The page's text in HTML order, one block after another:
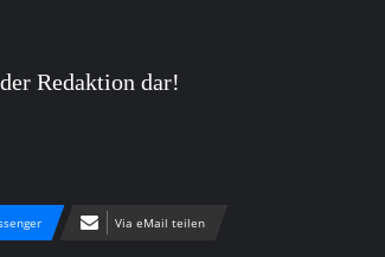
Redaktion dar!
Via eMail teilen